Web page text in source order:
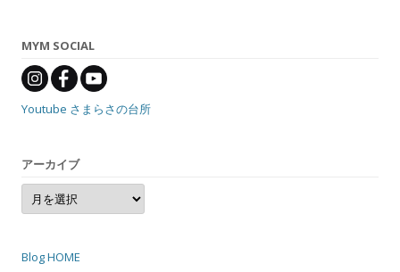
MYM SOCIAL
Youtube さまらさの台所
アーカイブ
ア
ー
カ
Blog HOME